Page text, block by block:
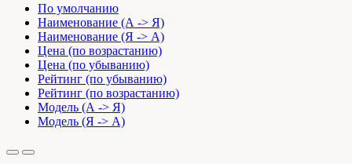
По умолчанию
Наименование (А -> Я)
Наименование (Я -> А)
Цена (по возрастанию)
Цена (по убыванию)
Рейтинг (по убыванию)
Рейтинг (по возрастанию)
Модель (А -> Я)
Модель (Я -> А)